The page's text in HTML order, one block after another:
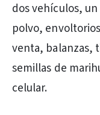
dos vehículos,
polvo,
venta, balanzas,
semillas de
celular.